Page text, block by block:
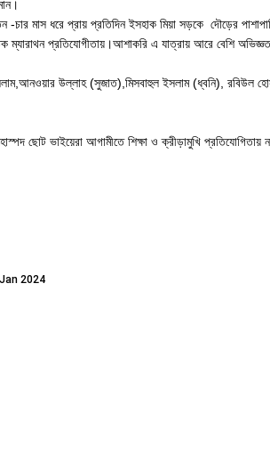
-চার মাস ধরে প্রায় প্রতিদিন ইসহাক মিয়া সড়কে দৌড়ের
ম্যারাথন প্রতিযোগীতায়।আশাকরি এ যাত্রায় আরে বেশি
উল্লাহ (সুজাত),মিসবাহুল ইসলাম (ধ্বনি), রবিউল
ছোট ভাইয়েরা আগামীতে শিক্ষা ও ক্রীড়ামুখি
2024